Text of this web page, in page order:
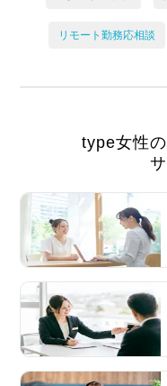
リモート勤務応相談
type女性